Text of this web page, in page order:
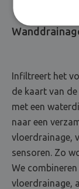
Infiltreert het
de kaart van
met een
naar een
vloerdrainage,
sensoren. Zo
We
vloerdrainage,